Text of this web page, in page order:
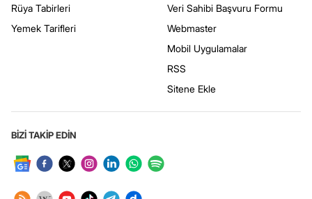
Rüya Tabirleri
Yemek Tarifleri
Veri Sahibi Başvuru Formu
Webmaster
Mobil Uygulamalar
RSS
Sitene Ekle
BİZİ TAKİP EDİN